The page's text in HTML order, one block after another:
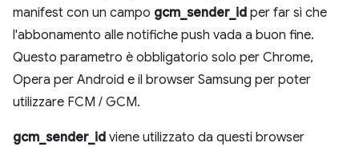
manifest con un campo gcm_sender_id per far sì che
l'abbonamento alle notifiche push vada a buon fine.
Questo parametro è obbligatorio solo per Chrome,
Opera per Android e il browser Samsung per poter
utilizzare FCM / GCM.
gcm_sender_id viene utilizzato da questi browser